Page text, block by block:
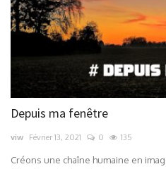
Depuis ma fenêtre
viw Février 13, 2021 0 135
Créons une chaîne humaine en